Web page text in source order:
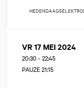
HEDENDAAGS
VR 17 MEI 2024
20:30 - 22:45
PAUZE 21:15